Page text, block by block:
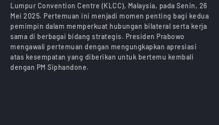
Lumpur Convention Centre (KLCC), Malaysia, pada Senin, 26
Mei 2025. Pertemuan ini menjadi momen penting bagi kedua
pemimpin dalam memperkuat hubungan bilateral serta kerja
sama di berbagai bidang strategis. Presiden Prabowo
mengawali pertemuan dengan mengungkapkan apresiasi
atas kesempatan yang diberikan untuk bertemu kembali
dengan PM Siphandone.